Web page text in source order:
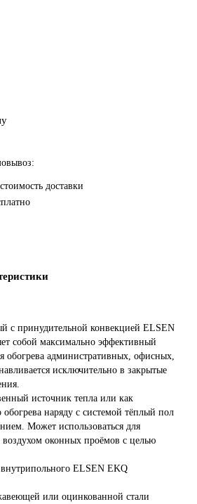
доставки
с принудительной конвекцией ELSEN
собой максимально эффективный
обогрева административных, офисных,
исключительно в закрытые
источник тепла или как
обогрева наряду с системой тёплый пол
Может использоваться для
воздухом оконных проёмов с целью
ELSEN EKQ
или оцинкованной стали